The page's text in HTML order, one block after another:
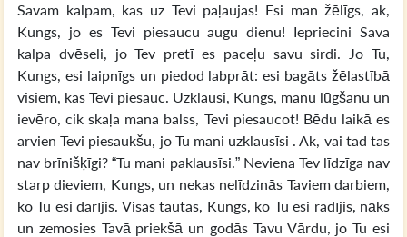
Savam kalpam, kas uz Tevi paļaujas! Esi man žēlīgs, ak,
Kungs, jo es Tevi piesaucu augu dienu! Iepriecini Sava
kalpa dvēseli, jo Tev pretī es paceļu savu sirdi. Jo Tu,
Kungs, esi laipnīgs un piedod labprāt: esi bagāts žēlastībā
visiem, kas Tevi piesauc. Uzklausi, Kungs, manu lūgšanu un
ievēro, cik skaļa mana balss, Tevi piesaucot! Bēdu laikā es
arvien Tevi piesaukšu, jo Tu mani uzklausīsi . Ak, vai tad tas
nav brīnišķīgi? “Tu mani paklausīsi.” Neviena Tev līdzīga nav
starp dieviem, Kungs, un nekas nelīdzinās Taviem darbiem,
ko Tu esi darījis. Visas tautas, Kungs, ko Tu esi radījis, nāks
un zemosies Tavā priekšā un godās Tavu Vārdu, jo Tu esi